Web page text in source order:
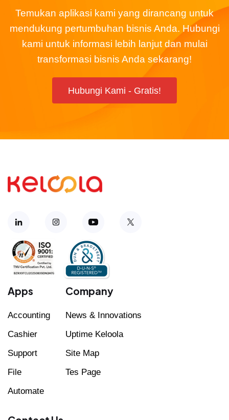
Temukan aplikasi kami yang dirancang untuk
mendukung pertumbuhan bisnis Anda. Hubungi
kami untuk informasi lebih lanjut dan mulai
transformasi bisnis Anda sekarang!
Hubungi Kami - Gratis!
Apps
Accounting
Cashier
Support
File
Automate
Company
News & Innovations
Uptime Keloola
Site Map
Tes Page